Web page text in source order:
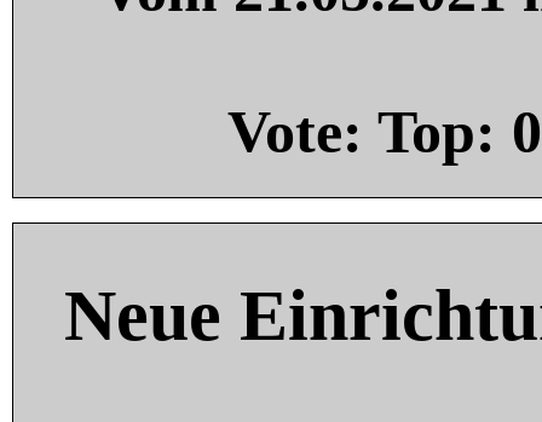
Vote: Top: 0
Neue